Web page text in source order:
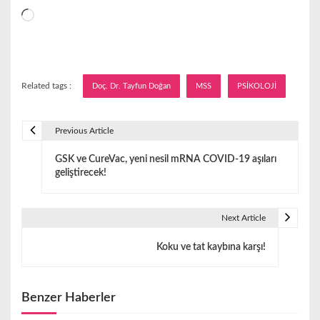
Yükleniyor...
Related tags : Doç. Dr. Tayfun Doğan MSS PSİKOLOJİ
z
Previous Article
GSK ve CureVac, yeni nesil mRNA COVID-19 aşıları
geliştirecek!
Next Article
Koku ve tat kaybına karşı!
Benzer Haberler